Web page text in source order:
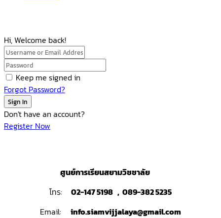
Hi, Welcome back!
Keep me signed in
Forgot Password?
Sign In
Don't have an account?
Register Now
ศูนย์การเรียนสยามวิชชาลัย
โทร:
02-147 5198 , 089-382 5235
Email:
info.siamvijjalaya@gmail.com